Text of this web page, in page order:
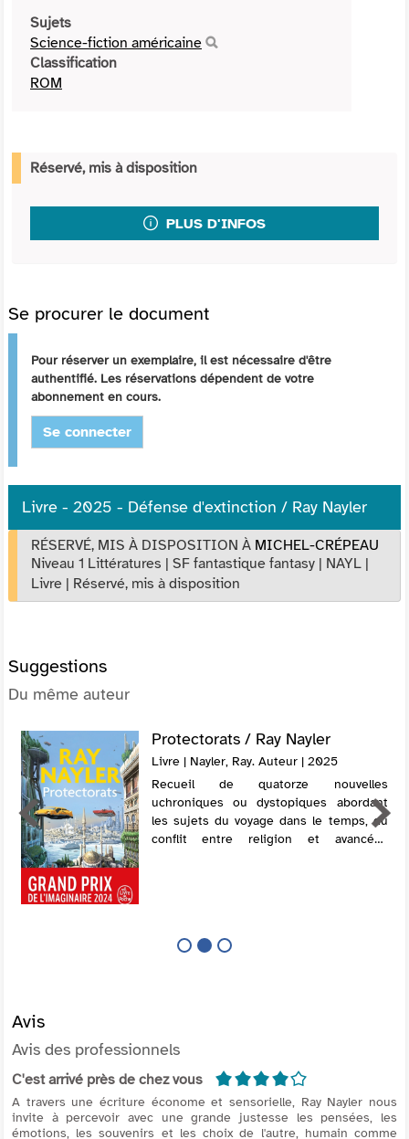
Sujets
Science-fiction américaine
Classification
ROM
Réservé, mis à disposition
PLUS D'INFOS
Se procurer le document
Pour réserver un exemplaire, il est nécessaire d'être
authentifié. Les réservations dépendent de votre
abonnement en cours.
Se connecter
Livre - 2025 - Défense d'extinction / Ray Nayler
RÉSERVÉ, MIS À DISPOSITION À MICHEL-CRÉPEAU
Niveau 1 Littératures | SF fantastique fantasy | NAYL |
Livre | Réservé, mis à disposition
Suggestions
Du même auteur
Protectorats / Ray Nayler
Livre | Nayler, Ray. Auteur | 2025
Recueil de quatorze nouvelles
uchroniques ou dystopiques abordant
les sujets du voyage dans le temps, du
conflit entre religion et avancées
Avis
Avis des professionnels
C'est arrivé près de chez vous 4/5
A travers une écriture économe et sensorielle, Ray Nayler nous
invite à percevoir avec une grande justesse les pensées, les
émotions, les souvenirs et les choix de l'autre, humain comme